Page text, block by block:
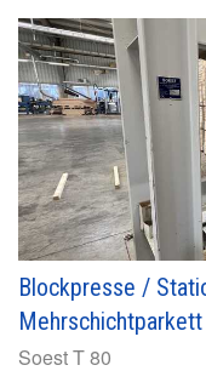
Blockpresse /
SoestT 80